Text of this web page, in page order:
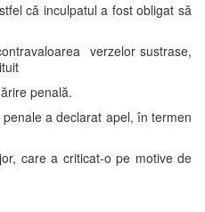
că inculpatul a fost obligat să
verzelor sustrase,
penală.
a declarat apel, în termen
care a criticat-o pe motive de